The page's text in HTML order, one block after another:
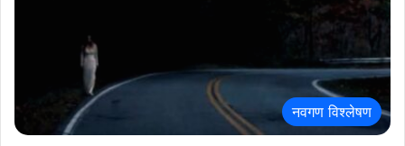
नवगण विश्लेषण